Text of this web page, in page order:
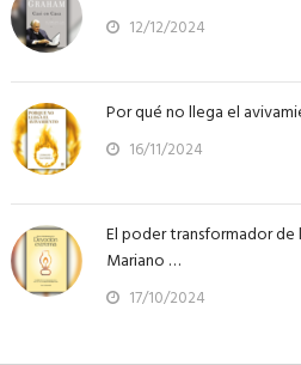
12/12/2024
Por qué no llega el
16/11/2024
El poder transformador
Mariano …
17/10/2024